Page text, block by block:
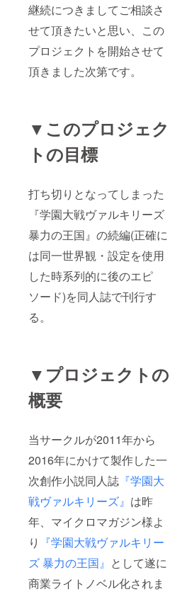
継続につきましてご相談さ
せて頂きたいと思い、この
プロジェクトを開始させて
頂きました次第です。
▼このプロジェク
トの目標
打ち切りとなってしまった
『学園大戦ヴァルキリーズ
暴力の王国』の続編(正確に
は同一世界観・設定を使用
した時系列的に後のエピ
ソード)を同人誌で刊行す
る。
▼プロジェクトの
概要
当サークルが2011年から
2016年にかけて製作した一
次創作小説同人誌 『学園大
戦ヴァルキリーズ』 は昨
年、マイクロマガジン様よ
り 『学園大戦ヴァルキリー
ズ 暴力の王国』 として遂に
商業ライトノベル化されま